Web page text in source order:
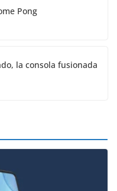
Pong
la consola fusionada